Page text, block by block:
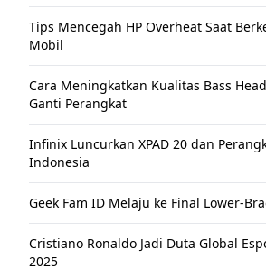
Tips Mencegah HP Overheat Saat
Mobil
Cara Meningkatkan Kualitas Bass
Ganti Perangkat
Infinix Luncurkan XPAD 20 dan
Indonesia
Geek Fam ID Melaju ke Final Lower-
Cristiano Ronaldo Jadi Duta Global
2025